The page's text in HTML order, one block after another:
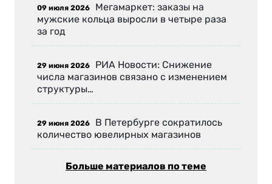
09 июля 2026 Мегамаркет: заказы на
мужские кольца выросли в четыре раза
за год
29 июня 2026 РИА Новости: Снижение
числа магазинов связано с изменением
структуры…
29 июня 2026 В Петербурге сократилось
количество ювелирных магазинов
Больше материалов по теме